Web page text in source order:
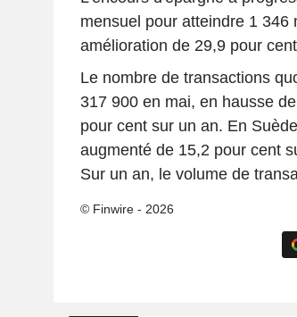
mensuel pour atteindre 1
amélioration de 29,9 pour
Le nombre de transactions
317 900 en mai, en hausse
pour cent sur un an. En
augmenté de 15,2 pour cent
Sur un an, le volume de
© Finwire - 2026